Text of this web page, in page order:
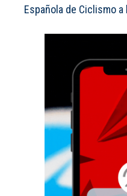
Española de Ciclismo a